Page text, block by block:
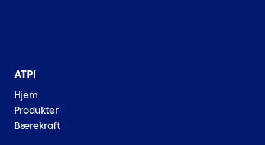
ATPI
Hjem
Produkter
Bærekraft